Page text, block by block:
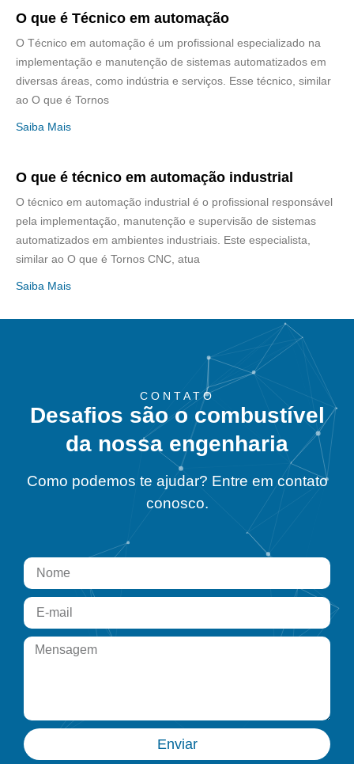
O que é Técnico em automação
O Técnico em automação é um profissional especializado na
implementação e manutenção de sistemas automatizados em
diversas áreas, como indústria e serviços. Esse técnico, similar
ao O que é Tornos
Saiba Mais
O que é técnico em automação industrial
O técnico em automação industrial é o profissional responsável
pela implementação, manutenção e supervisão de sistemas
automatizados em ambientes industriais. Este especialista,
similar ao O que é Tornos CNC, atua
Saiba Mais
CONTATO
Desafios são o combustível
da nossa engenharia
Como podemos te ajudar? Entre em contato
conosco.
Enviar